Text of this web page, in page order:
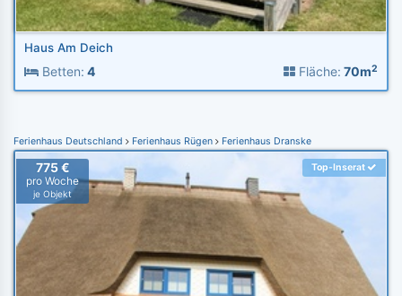
Haus Am Deich
Betten: 4 Fläche: 70m2
Ferienhaus Deutschland Ferienhaus Rügen Ferienhaus Dranske
775 €
pro Woche
je Objekt
Top-Inserat